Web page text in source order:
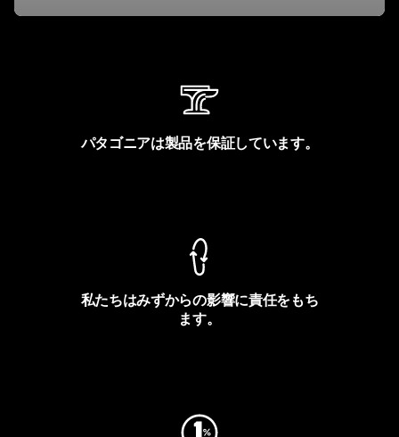
パタゴニアは製品を保証しています。
私たちはみずからの影響に責任をもち
ます。